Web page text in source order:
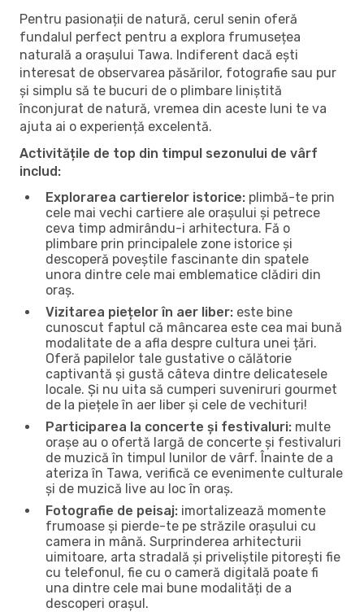
Pentru pasionații de natură, cerul senin oferă
fundalul perfect pentru a explora frumusețea
naturală a orașului Tawa. Indiferent dacă ești
interesat de observarea păsărilor, fotografie sau pur
și simplu să te bucuri de o plimbare liniștită
înconjurat de natură, vremea din aceste luni te va
ajuta ai o experiență excelentă.
Activitățile de top din timpul sezonului de vârf
includ:
Explorarea cartierelor istorice: plimbă-te prin
cele mai vechi cartiere ale orașului și petrece
ceva timp admirându-i arhitectura. Fă o
plimbare prin principalele zone istorice și
descoperă poveștile fascinante din spatele
unora dintre cele mai emblematice clădiri din
oraș.
Vizitarea piețelor în aer liber: este bine
cunoscut faptul că mâncarea este cea mai bună
modalitate de a afla despre cultura unei țări.
Oferă papilelor tale gustative o călătorie
captivantă și gustă câteva dintre delicatesele
locale. Și nu uita să cumperi suveniruri gourmet
de la piețele în aer liber și cele de vechituri!
Participarea la concerte și festivaluri: multe
orașe au o ofertă largă de concerte și festivaluri
de muzică în timpul lunilor de vârf. Înainte de a
ateriza în Tawa, verifică ce evenimente culturale
și de muzică live au loc în oraș.
Fotografie de peisaj: imortalizează momente
frumoase și pierde-te pe străzile orașului cu
camera in mână. Surprinderea arhitecturii
uimitoare, arta stradală și priveliștile pitorești fie
cu telefonul, fie cu o cameră digitală poate fi
una dintre cele mai bune modalități de a
descoperi orașul.